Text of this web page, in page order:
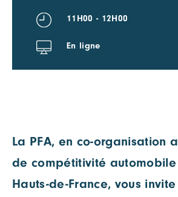
La PFA, en co-organisation
de compétitivité automobile
Hauts-de-France, vous
11H00 - 12H00
En ligne